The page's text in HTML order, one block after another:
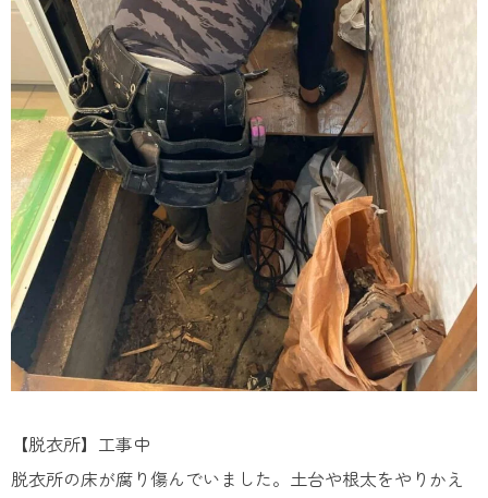
【脱衣所】工事中
脱衣所の床が腐り傷んでいました。土台や根太をやりかえ